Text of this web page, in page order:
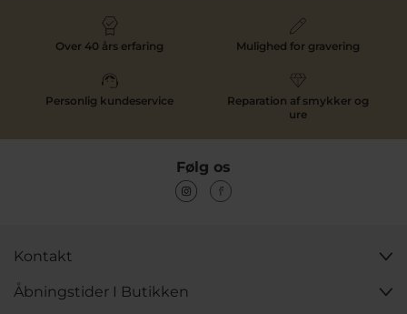
Over 40 års erfaring Mulighed for gravering
Personlig kundeservice
Reparation af smykker og
ure
Følg os
Kontakt
Åbningstider I Butikken